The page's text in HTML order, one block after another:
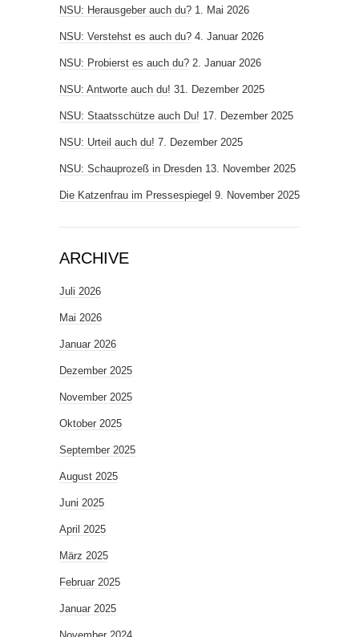
NSU: Herausgeber auch du? 1. Mai 2026
NSU: Verstehst es auch du? 4. Januar 2026
NSU: Probierst es auch du? 2. Januar 2026
NSU: Antworte auch du! 31. Dezember 2025
NSU: Staatsschütze auch Du! 17. Dezember 2025
NSU: Urteil auch du! 7. Dezember 2025
NSU: Schauprozeß in Dresden 13. November 2025
Die Katzenfrau im Pressespiegel 9. November 2025
ARCHIVE
Juli 2026
Mai 2026
Januar 2026
Dezember 2025
November 2025
Oktober 2025
September 2025
August 2025
Juni 2025
April 2025
März 2025
Februar 2025
Januar 2025